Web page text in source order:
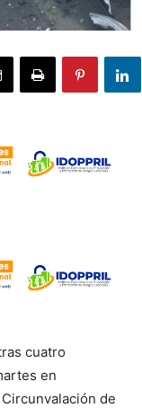
cuatro
en
de